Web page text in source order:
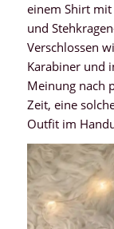
einem Shirt
und
Verschlossen
Karabiner und
Meinung nach
Zeit, eine
Outfit im